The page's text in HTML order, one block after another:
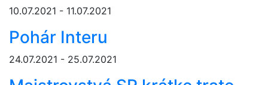
10.07.2021 - 11.07.2021
Pohár Interu
24.07.2021 - 25.07.2021